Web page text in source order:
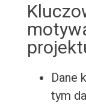
Dane
tym